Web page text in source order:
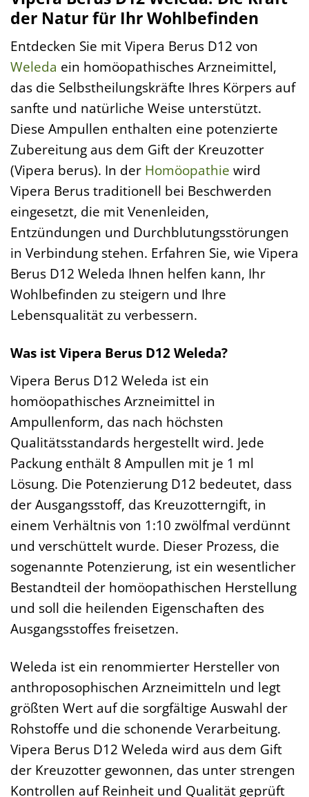
der Natur für Ihr Wohlbefinden
Entdecken Sie mit Vipera Berus D12 von
Weleda ein homöopathisches Arzneimittel,
das die Selbstheilungskräfte Ihres Körpers auf
sanfte und natürliche Weise unterstützt.
Diese Ampullen enthalten eine potenzierte
Zubereitung aus dem Gift der Kreuzotter
(Vipera berus). In der Homöopathie wird
Vipera Berus traditionell bei Beschwerden
eingesetzt, die mit Venenleiden,
Entzündungen und Durchblutungsstörungen
in Verbindung stehen. Erfahren Sie, wie Vipera
Berus D12 Weleda Ihnen helfen kann, Ihr
Wohlbefinden zu steigern und Ihre
Lebensqualität zu verbessern.
Was ist Vipera Berus D12 Weleda?
Vipera Berus D12 Weleda ist ein
homöopathisches Arzneimittel in
Ampullenform, das nach höchsten
Qualitätsstandards hergestellt wird. Jede
Packung enthält 8 Ampullen mit je 1 ml
Lösung. Die Potenzierung D12 bedeutet, dass
der Ausgangsstoff, das Kreuzotterngift, in
einem Verhältnis von 1:10 zwölfmal verdünnt
und verschüttelt wurde. Dieser Prozess, die
sogenannte Potenzierung, ist ein wesentlicher
Bestandteil der homöopathischen Herstellung
und soll die heilenden Eigenschaften des
Ausgangsstoffes freisetzen.
Weleda ist ein renommierter Hersteller von
anthroposophischen Arzneimitteln und legt
größten Wert auf die sorgfältige Auswahl der
Rohstoffe und die schonende Verarbeitung.
Vipera Berus D12 Weleda wird aus dem Gift
der Kreuzotter gewonnen, das unter strengen
Kontrollen auf Reinheit und Qualität geprüft